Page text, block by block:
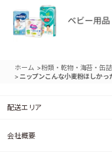
ホーム >粉類・乾物・海苔・缶詰
> ニップンこんな小麦粉ほしかっ
配送エリア
会社概要